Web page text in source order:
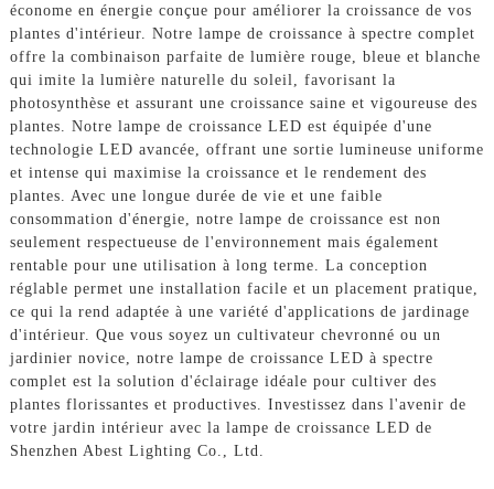
économe en énergie conçue pour améliorer la croissance de vos
plantes d'intérieur. Notre lampe de croissance à spectre complet
offre la combinaison parfaite de lumière rouge, bleue et blanche
qui imite la lumière naturelle du soleil, favorisant la
photosynthèse et assurant une croissance saine et vigoureuse des
plantes. Notre lampe de croissance LED est équipée d'une
technologie LED avancée, offrant une sortie lumineuse uniforme
et intense qui maximise la croissance et le rendement des
plantes. Avec une longue durée de vie et une faible
consommation d'énergie, notre lampe de croissance est non
seulement respectueuse de l'environnement mais également
rentable pour une utilisation à long terme. La conception
réglable permet une installation facile et un placement pratique,
ce qui la rend adaptée à une variété d'applications de jardinage
d'intérieur. Que vous soyez un cultivateur chevronné ou un
jardinier novice, notre lampe de croissance LED à spectre
complet est la solution d'éclairage idéale pour cultiver des
plantes florissantes et productives. Investissez dans l'avenir de
votre jardin intérieur avec la lampe de croissance LED de
Shenzhen Abest Lighting Co., Ltd.